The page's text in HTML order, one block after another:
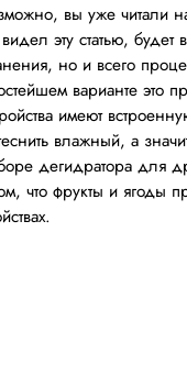
вы уже читали
эту статью,
но и всего
варианте это
имеют
влажный, а
дегидратора для
что фрукты и ягоды